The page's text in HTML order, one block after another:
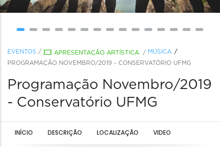
EVENTOS / APRESENTAÇÃO ARTÍSTICA / MÚSICA
PROGRAMAÇÃO NOVEMBRO/2019 - CONSERVATÓRIO UFMG
Programação Novembro/2019
- Conservatório UFMG
INÍCIO DESCRIÇÃO LOCALIZAÇÃO VIDEO